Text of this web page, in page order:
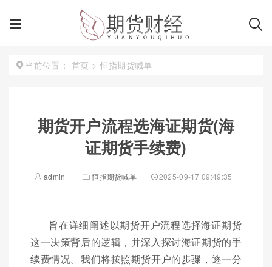
当前位置： 首页 > 恒指期货喊单
期货开户流程选海证期货(海
证期货手续费)
admin 恒指期货喊单 2025-09-17 09:49:35
旨在详细阐述以期货开户流程选择海证期货
这一决策背后的逻辑，并深入探讨海证期货的手
续费情况。我们将按照期货开户的步骤，逐一分